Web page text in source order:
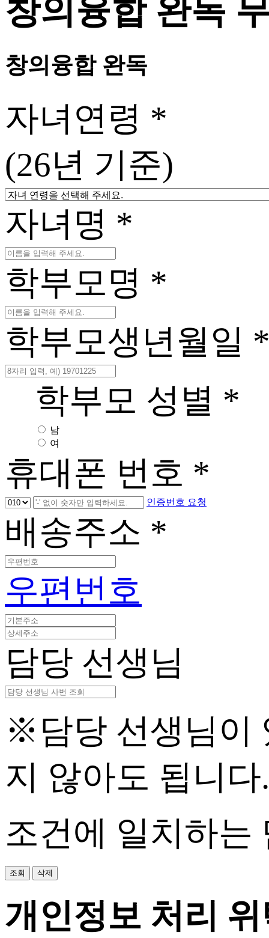
창의융합 완독
창의융합 완독
자녀연령 *
(26년 기준)
자녀명 *
학부모명 *
학부모생년월일
학부모 성별 *
남
여
휴대폰 번호 *
인증번호 요청
배송주소 *
우편번호
담당 선생님
※담당 선생님이
지 않아도 됩니다.
조건에 일치하는
조회 삭제
개인정보 처리